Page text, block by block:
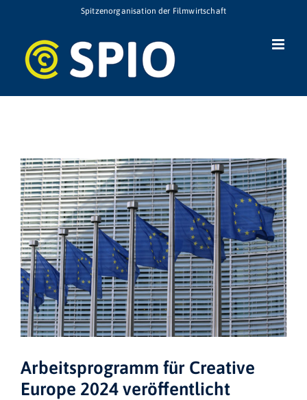
springen
Spitzenorganisation der Filmwirtschaft
Arbeitsprogramm für Creative
Europe 2024 veröffentlicht